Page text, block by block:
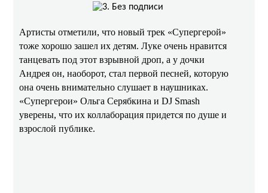
Артисты отметили, что новый трек «Супергерой»
тоже хорошо зашел их детям. Луке очень нравится
танцевать под этот взрывной дроп, а у дочки
Андрея он, наоборот, стал первой песней, которую
она очень внимательно слушает в наушниках.
«Супергерои» Ольга Серябкина и DJ Smash
уверены, что их коллаборация придется по душе и
взрослой публике.